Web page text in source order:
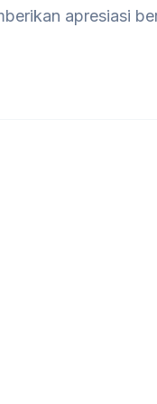
apresiasi